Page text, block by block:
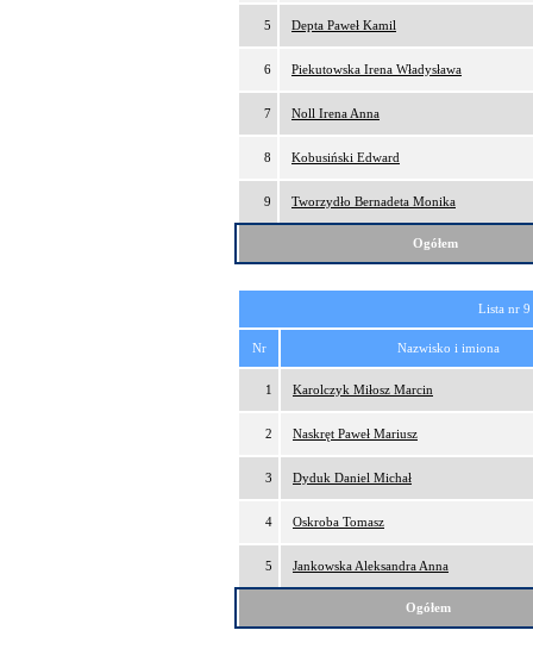
5 Depta Paweł Kamil
6 Piekutowska Irena Władysława
7 Noll Irena Anna
8 Kobusiński Edward
9 Tworzydło Bernadeta Monika
Ogółem
Lista nr
Nr Nazwisko i imiona
1 Karolczyk Miłosz Marcin
2 Naskręt Paweł Mariusz
3 Dyduk Daniel Michał
4 Oskroba Tomasz
5 Jankowska Aleksandra Anna
Ogółem